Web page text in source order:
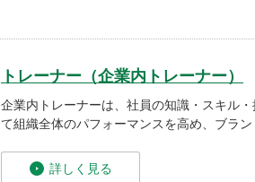
トレーナー（企業内トレーナー）
企業内トレーナーは、社員の知識・スキル
て組織全体のパフォーマンスを高め、ブラ
詳しく見る